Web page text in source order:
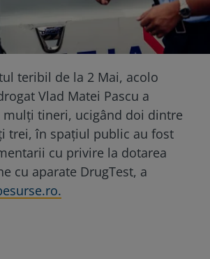
teribil de la 2 Mai, acolo
Vlad Matei Pascu a
tineri, ucigând doi dintre
trei, în spațiul public au fost
cu privire la dotarea
cu aparate DrugTest, a